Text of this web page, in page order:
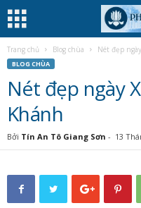
Trang chủ Blog chùa Nét đẹp
BLOG CHÙA
Nét đẹp ngày
Khánh
Bởi Tín An Tô Giang Sơn - 13